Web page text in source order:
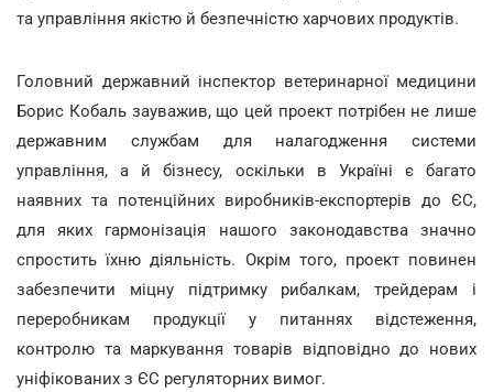
та управління якістю й безпечністю харчових продуктів.
Головний державний інспектор ветеринарної медицини
Борис Кобаль зауважив, що цей проект потрібен не лише
державним службам для налагодження системи
управління, а й бізнесу, оскільки в Україні є багато
наявних та потенційних виробників-експортерів до ЄС,
для яких гармонізація нашого законодавства значно
спростить їхню діяльність. Окрім того, проект повинен
забезпечити міцну підтримку рибалкам, трейдерам і
переробникам продукції у питаннях відстеження,
контролю та маркування товарів відповідно до нових
уніфікованих з ЄС регуляторних вимог.